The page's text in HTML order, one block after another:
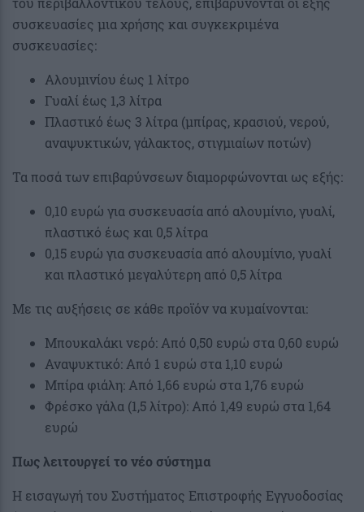
συσκευασίες μια χρήσης και συγκεκριμένα
συσκευασίες:
Αλουμινίου έως 1 λίτρο
Γυαλί έως 1,3 λίτρα
Πλαστικό έως 3 λίτρα (μπίρας, κρασιού, νερού,
αναψυκτικών, γάλακτος, στιγμιαίων ποτών)
Τα ποσά των επιβαρύνσεων διαμορφώνονται ως εξής:
0,10 ευρώ για συσκευασία από αλουμίνιο, γυαλί,
πλαστικό έως και 0,5 λίτρα
0,15 ευρώ για συσκευασία από αλουμίνιο, γυαλί
και πλαστικό μεγαλύτερη από 0,5 λίτρα
Με τις αυξήσεις σε κάθε προϊόν να κυμαίνονται:
Μπουκαλάκι νερό: Από 0,50 ευρώ στα 0,60 ευρώ
Αναψυκτικό: Από 1 ευρώ στα 1,10 ευρώ
Μπίρα φιάλη: Από 1,66 ευρώ στα 1,76 ευρώ
Φρέσκο γάλα (1,5 λίτρο): Από 1,49 ευρώ στα 1,64
ευρώ
Πως λειτουργεί το νέο σύστημα
Η εισαγωγή του Συστήματος Επιστροφής Εγγυοδοσίας